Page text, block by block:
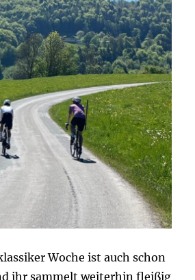
Woche ist auch schon
ihr sammelt weiterhin fleißig